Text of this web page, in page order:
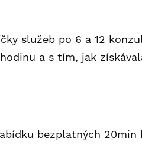
služeb po 6 a 12
a s tím, jak
bezplatných